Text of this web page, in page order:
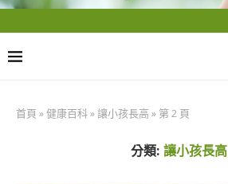
首頁 »健康百科»讓小孩長高 » 第 2 頁
分類: 讓小孩長高